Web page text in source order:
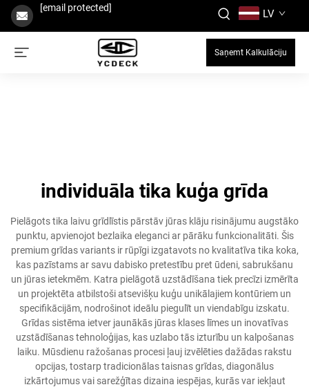
[email protected] LV
Saņemt Kalkulāciju
individuāla tika kuģa grīda
Pielāgots tika laivu grīdlīstis pārstāv jūras klāju risinājumu augstāko
punktu, apvienojot bezlaika eleganci ar pārāku funkcionalitāti. Šis
premium grīdas variants ir rūpīgi izgatavots no kvalitatīva tika koka,
kas pazīstams ar savu dabisko pretestību pret ūdeni, sabrukšanu
un jūras ietekmēm. Katra pielāgotā uzstādīšana tiek precīzi izmērīta
un projektēta atbilstoši atsevišķu kuģu unikālajiem kontūriem un
specifikācijām, nodrošinot ideālu piegulīt un viendabīgu izskatu.
Grīdas sistēma ietver jaunākās jūras klases līmes un inovatīvas
uzstādīšanas tehnoloģijas, kas uzlabo tās izturību un kalpošanas
laiku. Mūsdienu ražošanas procesi ļauj izvēlēties dažādas rakstu
opcijas, tostarp tradicionālas taisnas grīdas, diagonālus
izkārtojumus vai sarežģītas dizaina iespējas, kurās var iekļaut